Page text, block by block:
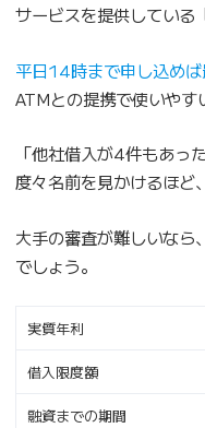
サービスを提供している
平日14時まで申し込め
ATMとの提携で使いやす
「他社借入が4件もあっ
度々名前を見かけるほど
大手の審査が難しいなら
でしょう。
実質年利
借入限度額
融資までの期間